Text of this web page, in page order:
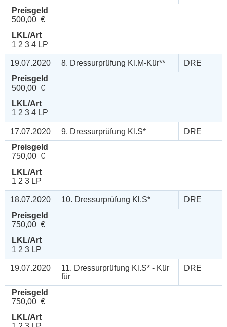
Preisgeld
500,00 €
LKL/Art
1 2 3 4 LP
19.07.2020 8. Dressurprüfung Kl.M-Kür**
DRE
Preisgeld
500,00 €
LKL/Art
1 2 3 4 LP
17.07.2020 9. Dressurprüfung Kl.S*
DRE
Preisgeld
750,00 €
LKL/Art
1 2 3 LP
18.07.2020 10. Dressurprüfung Kl.S*
DRE
Preisgeld
750,00 €
LKL/Art
1 2 3 LP
19.07.2020
11. Dressurprüfung Kl.S* - Kür
für
DRE
Preisgeld
750,00 €
LKL/Art